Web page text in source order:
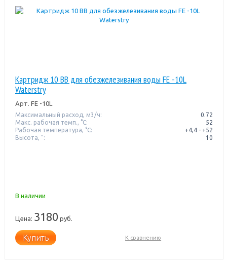
Картридж 10 ВВ для обезжелезивания воды FE -10L
Waterstry
Арт. FE -10L
Максимальный расход, м3/ч:
0.72
Макс. рабочая темп., °С:
52
Рабочая температура, °C:
+4,4 - +52
Высота, ":
10
В наличии
Цена: 3180 руб.
Купить К сравнению